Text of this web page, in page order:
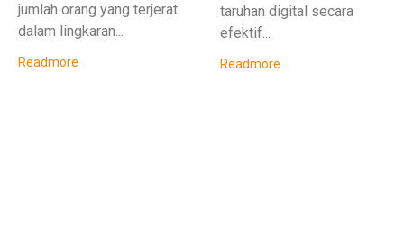
jumlah orang yang terjerat
dalam lingkaran...
Readmore
taruhan digital secara
efektif...
Readmore